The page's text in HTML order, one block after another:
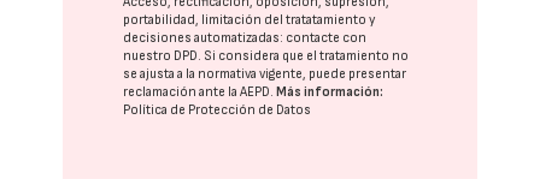
portabilidad, limitación del tratatamiento y
decisiones automatizadas: contacte con
nuestro DPD. Si considera que el tratamiento no
se ajusta a la normativa vigente, puede presentar
reclamación ante laAEPD.Más información:
Política de Protección de Datos